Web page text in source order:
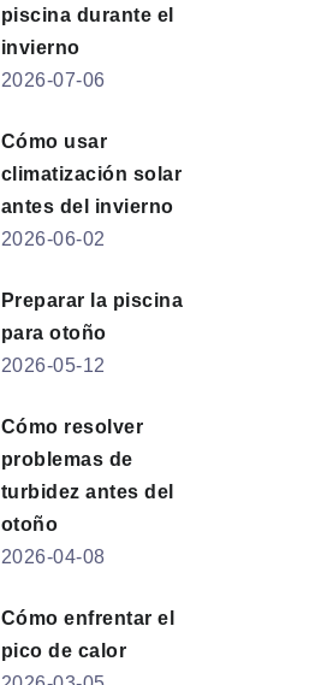
piscina durante el
invierno
2026-07-06
Cómo usar
climatización solar
antes del invierno
2026-06-02
Preparar la piscina
para otoño
2026-05-12
Cómo resolver
problemas de
turbidez antes del
otoño
2026-04-08
Cómo enfrentar el
pico de calor